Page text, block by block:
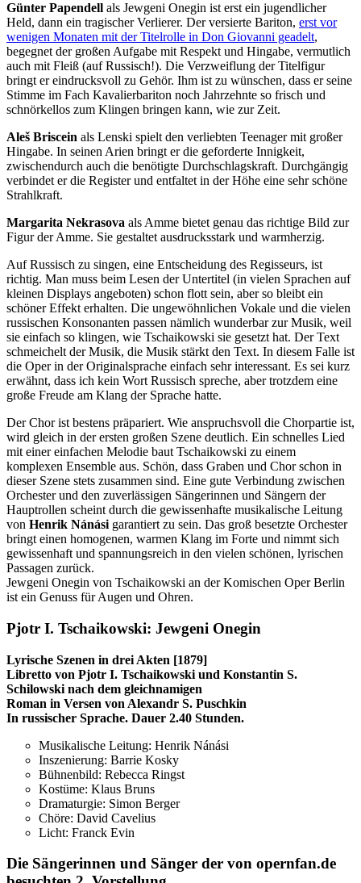
Günter Papendell als Jewgeni Onegin ist erst ein jugendlicher
Held, dann ein tragischer Verlierer. Der versierte Bariton, erst vor
wenigen Monaten mit der Titelrolle in Don Giovanni geadelt,
begegnet der großen Aufgabe mit Respekt und Hingabe, vermutlich
auch mit Fleiß (auf Russisch!). Die Verzweiflung der Titelfigur
bringt er eindrucksvoll zu Gehör. Ihm ist zu wünschen, dass er seine
Stimme im Fach Kavalierbariton noch Jahrzehnte so frisch und
schnörkellos zum Klingen bringen kann, wie zur Zeit.
Aleš Briscein als Lenski spielt den verliebten Teenager mit großer
Hingabe. In seinen Arien bringt er die geforderte Innigkeit,
zwischendurch auch die benötigte Durchschlagskraft. Durchgängig
verbindet er die Register und entfaltet in der Höhe eine sehr schöne
Strahlkraft.
Margarita Nekrasova als Amme bietet genau das richtige Bild zur
Figur der Amme. Sie gestaltet ausdrucksstark und warmherzig.
Auf Russisch zu singen, eine Entscheidung des Regisseurs, ist
richtig. Man muss beim Lesen der Untertitel (in vielen Sprachen auf
kleinen Displays angeboten) schon flott sein, aber so bleibt ein
schöner Effekt erhalten. Die ungewöhnlichen Vokale und die vielen
russischen Konsonanten passen nämlich wunderbar zur Musik, weil
sie einfach so klingen, wie Tschaikowski sie gesetzt hat. Der Text
schmeichelt der Musik, die Musik stärkt den Text. In diesem Falle ist
die Oper in der Originalsprache einfach sehr interessant. Es sei kurz
erwähnt, dass ich kein Wort Russisch spreche, aber trotzdem eine
große Freude am Klang der Sprache hatte.
Der Chor ist bestens präpariert. Wie anspruchsvoll die Chorpartie ist,
wird gleich in der ersten großen Szene deutlich. Ein schnelles Lied
mit einer einfachen Melodie baut Tschaikowski zu einem
komplexen Ensemble aus. Schön, dass Graben und Chor schon in
dieser Szene stets zusammen sind. Eine gute Verbindung zwischen
Orchester und den zuverlässigen Sängerinnen und Sängern der
Hauptrollen scheint durch die gewissenhafte musikalische Leitung
von Henrik Nánási garantiert zu sein. Das groß besetzte Orchester
bringt einen homogenen, warmen Klang im Forte und nimmt sich
gewissenhaft und spannungsreich in den vielen schönen, lyrischen
Passagen zurück.
Jewgeni Onegin von Tschaikowski an der Komischen Oper Berlin
ist ein Genuss für Augen und Ohren.
Pjotr I. Tschaikowski: Jewgeni Onegin
Lyrische Szenen in drei Akten [1879]
Libretto von Pjotr I. Tschaikowski und Konstantin S.
Schilowski nach dem gleichnamigen
Roman in Versen von Alexandr S. Puschkin
In russischer Sprache. Dauer 2.40 Stunden.
Musikalische Leitung: Henrik Nánási
Inszenierung: Barrie Kosky
Bühnenbild: Rebecca Ringst
Kostüme: Klaus Bruns
Dramaturgie: Simon Berger
Chöre: David Cavelius
Licht: Franck Evin
Die Sängerinnen und Sänger der von opernfan.de